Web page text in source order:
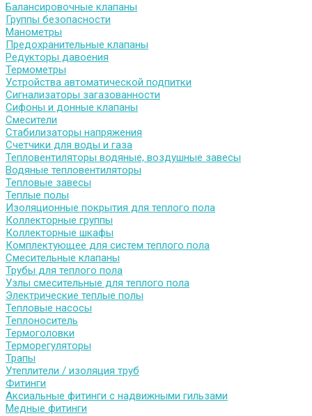
Балансировочные клапаны
Группы безопасности
Манометры
Предохранительные клапаны
Редукторы давоения
Термометры
Устройства автоматической подпитки
Сигнализаторы загазованности
Сифоны и донные клапаны
Смесители
Стабилизаторы напряжения
Счетчики для воды и газа
Тепловентиляторы водяные, воздушные завесы
Водяные тепловентиляторы
Тепловые завесы
Теплые полы
Изоляционные покрытия для теплого пола
Коллекторные группы
Коллекторные шкафы
Комплектующее для систем теплого пола
Смесительные клапаны
Трубы для теплого пола
Узлы смесительные для теплого пола
Электрические теплые полы
Тепловые насосы
Теплоноситель
Термоголовки
Терморегуляторы
Трапы
Утеплители / изоляция труб
Фитинги
Аксиальные фитинги с надвижными гильзами
Медные фитинги